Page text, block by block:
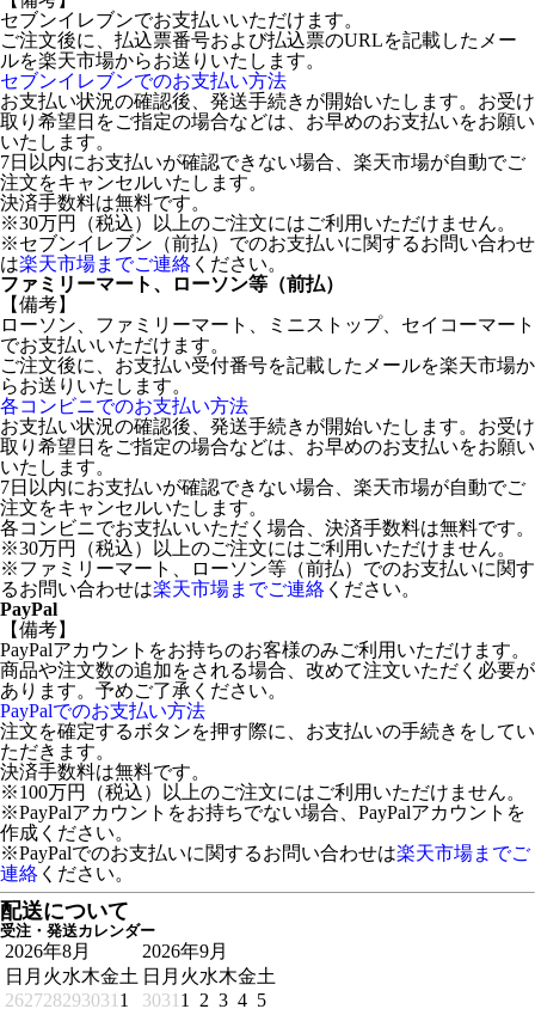
セブンイレブンでお支払いいただけます。
ご注文後に、払込票番号および払込票のURLを記載したメー
ルを楽天市場からお送りいたします。
セブンイレブンでのお支払い方法
お支払い状況の確認後、発送手続きが開始いたします。お受け
取り希望日をご指定の場合などは、お早めのお支払いをお願い
いたします。
7日以内にお支払いが確認できない場合、楽天市場が自動でご
注文をキャンセルいたします。
決済手数料は無料です。
※30万円（税込）以上のご注文にはご利用いただけません。
※セブンイレブン（前払）でのお支払いに関するお問い合わせ
は楽天市場までご連絡 ください。
ファミリーマート、ローソン等（前払）
【備考】
ローソン、ファミリーマート、ミニストップ、セイコーマート
でお支払いいただけます。
ご注文後に、お支払い受付番号を記載したメールを楽天市場か
らお送りいたします。
各コンビニでのお支払い方法
お支払い状況の確認後、発送手続きが開始いたします。お受け
取り希望日をご指定の場合などは、お早めのお支払いをお願い
いたします。
7日以内にお支払いが確認できない場合、楽天市場が自動でご
注文をキャンセルいたします。
各コンビニでお支払いいただく場合、決済手数料は無料です。
※30万円（税込）以上のご注文にはご利用いただけません。
※ファミリーマート、ローソン等（前払）でのお支払いに関す
るお問い合わせは楽天市場までご連絡 ください。
PayPal
【備考】
PayPalアカウントをお持ちのお客様のみご利用いただけます。
商品や注文数の追加をされる場合、改めて注文いただく必要が
あります。予めご了承ください。
PayPalでのお支払い方法
注文を確定するボタンを押す際に、お支払いの手続きをしてい
ただきます。
決済手数料は無料です。
※100万円（税込）以上のご注文にはご利用いただけません。
※PayPalアカウントをお持ちでない場合、PayPalアカウントを
作成ください。
※PayPalでのお支払いに関するお問い合わせは楽天市場までご
連絡 ください。
配送について
受注・発送カレンダー
2026年8月
日 月 火水木金土
262728293031 1
2026年9月
日 月 火水木金土
3031 1 2 3 4 5